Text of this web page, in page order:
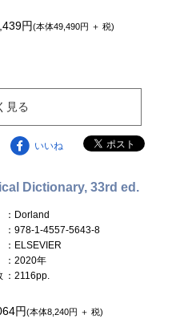
円(本体49,490円 ＋ 税)
見る
いいね
Dictionary, 33rd ed.
：Dorland
：978-1-4557-5643-8
：ELSEVIER
：2020年
：2116pp.
円(本体8,240円 ＋ 税)